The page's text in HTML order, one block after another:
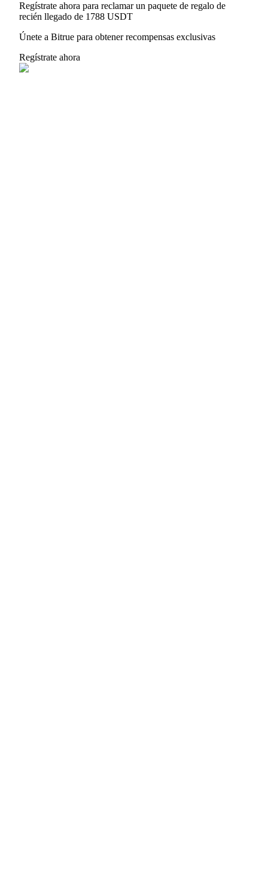
Más eventos
Gana premios y recompensas exclusivas
Regístrate ahora para reclamar un paquete de regalo de
recién llegado de 1788 USDT
Únete a Bitrue para obtener recompensas exclusivas
Regístrate ahora